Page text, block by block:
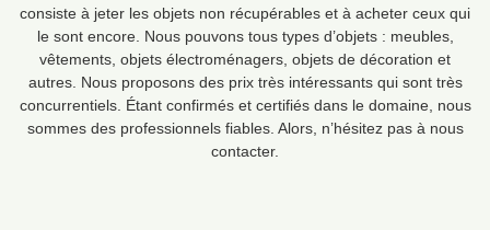
consiste à jeter les objets non récupérables et à acheter ceux qui
le sont encore. Nous pouvons tous types d’objets : meubles,
vêtements, objets électroménagers, objets de décoration et
autres. Nous proposons des prix très intéressants qui sont très
concurrentiels. Étant confirmés et certifiés dans le domaine, nous
sommes des professionnels fiables. Alors, n’hésitez pas à nous
contacter.